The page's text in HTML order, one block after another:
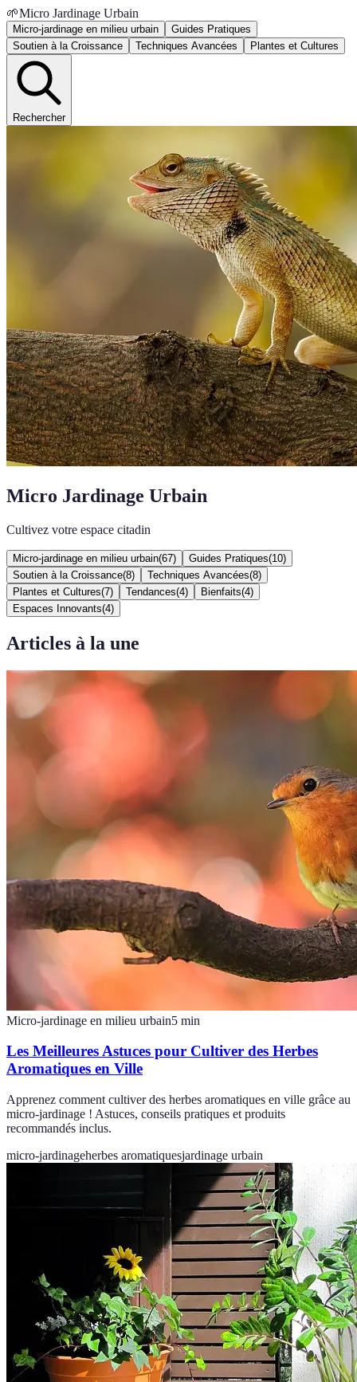
🌱Micro Jardinage Urbain
Micro-jardinage en milieu urbain
Guides Pratiques
Soutien à la Croissance
Techniques Avancées Plantes et Cultures
Rechercher
Micro Jardinage Urbain
Cultivez votre espace citadin
Micro-jardinage en milieu urbain(67) Guides Pratiques(10)
Soutien à la Croissance(8) Techniques Avancées(8)
Plantes et Cultures(7) Tendances(4) Bienfaits(4)
Espaces Innovants(4)
Articles à la une
Micro-jardinage en milieu urbain5 min
Les Meilleures Astuces pour Cultiver des Herbes
Aromatiques en Ville
Apprenez comment cultiver des herbes aromatiques en ville grâce au
micro-jardinage ! Astuces, conseils pratiques et produits
recommandés inclus.
micro-jardinageherbes aromatiquesjardinage urbain